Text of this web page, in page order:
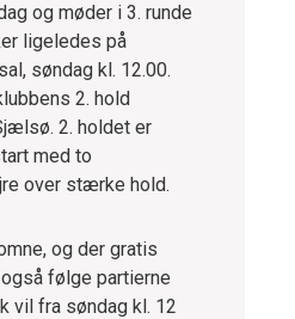
og møder i 3. runde
ligeledes på
søndag kl. 12.00.
2. hold
2. holdet er
med to
over stærke hold.
og der gratis
følge partierne
vil fra søndag kl. 12